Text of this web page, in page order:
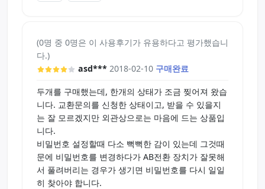
(0명 중 0명은 이 사용후기가 유용하다고 평가했습니
다.)
asd*** 2018-02-10 구매완료
두개를 구매했는데, 한개의 상태가 조금 찢어져 왔습
니다. 교환문의를 신청한 상태이고, 받을 수 있을지
는 잘 모르겠지만 외관상으로는 마음에 드는 상품입
니다.
비밀번호 설정할때 다소 뻑뻑한 감이 있는데 그것때
문에 비밀번호를 변경하다가 AB전환 장치가 잘못해
서 풀려버리는 경우가 생기면 비밀번호를 다시 일일
히 찾아야 합니다.